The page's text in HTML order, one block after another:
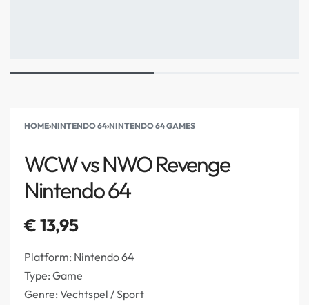
HOME›NINTENDO 64›NINTENDO 64 GAMES
WCW vs NWO Revenge
Nintendo 64
€13,95
Platform: Nintendo 64
Type: Game
Genre: Vechtspel / Sport